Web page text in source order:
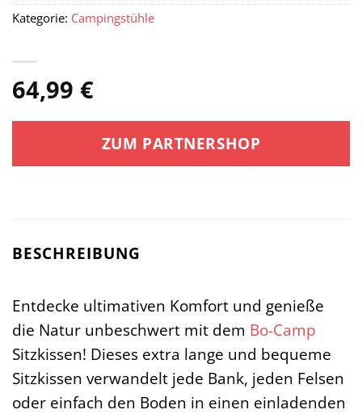
64,99 €
ZUM PARTNERSHOP
Kategorie: Campingstühle
BESCHREIBUNG
Entdecke ultimativen Komfort und genieße
die Natur unbeschwert mit dem Bo-Camp
Sitzkissen! Dieses extra lange und bequeme
Sitzkissen verwandelt jede Bank, jeden Felsen
oder einfach den Boden in einen einladenden